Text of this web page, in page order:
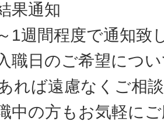
果通知
1週間程度で通知致
職日のご希望につ
れば遠慮なくご相
中の方もお気軽に